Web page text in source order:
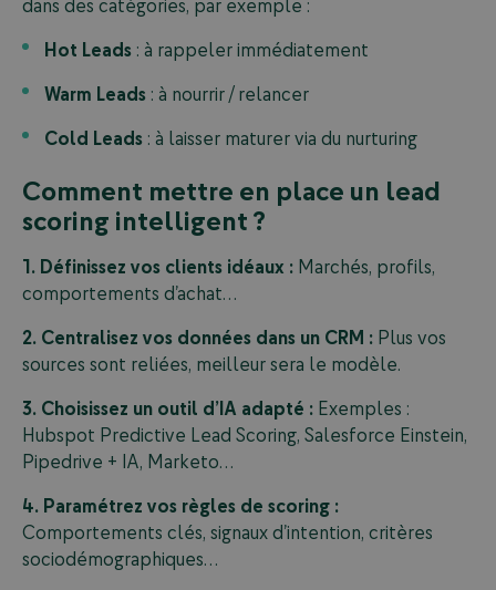
Hot Leads : à rappeler immédiatement
Warm Leads : à nourrir / relancer
Cold Leads : à laisser maturer via du nurturing
Comment mettre en place un lead
scoring intelligent ?
1. Définissez vos clients idéaux : Marchés, profils,
comportements d’achat…
2. Centralisez vos données dans un CRM : Plus vos
sources sont reliées, meilleur sera le modèle.
3. Choisissez un outil d’IA adapté : Exemples :
Hubspot Predictive Lead Scoring, Salesforce Einstein,
Pipedrive + IA, Marketo…
4. Paramétrez vos règles de scoring :
Comportements clés, signaux d’intention, critères
sociodémographiques…